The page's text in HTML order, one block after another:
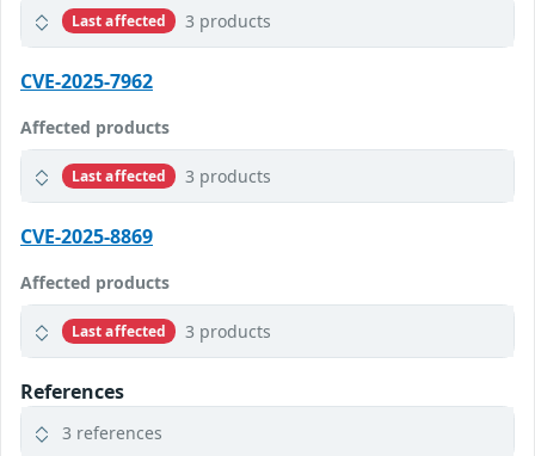
Last affected 3 products
CVE-2025-7962
Affected products
Last affected 3 products
CVE-2025-8869
Affected products
Last affected 3 products
References
3 references